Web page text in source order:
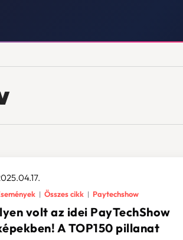
volt az idei PayTechShow
A TOP150 pillanat
Összes cikk Paytechshow